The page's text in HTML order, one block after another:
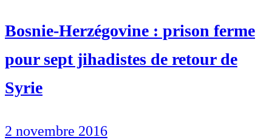
Bosnie-Herzégovine : prison ferme
pour sept jihadistes de retour de
Syrie
2 novembre 2016